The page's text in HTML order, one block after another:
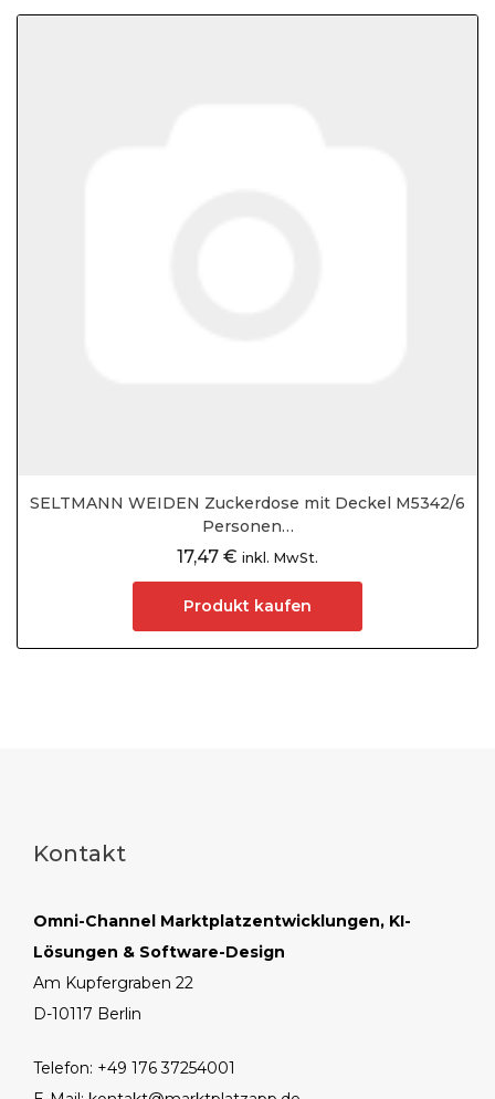
SELTMANN WEIDEN Zuckerdose mit Deckel M5342/6
Personen…
17,47 € inkl. MwSt.
Produkt kaufen
Kontakt
Omni-Channel Marktplatzentwicklungen, KI-
Lösungen & Software-Design
Am Kupfergraben 22
D-10117 Berlin
Telefon: +49 176 37254001